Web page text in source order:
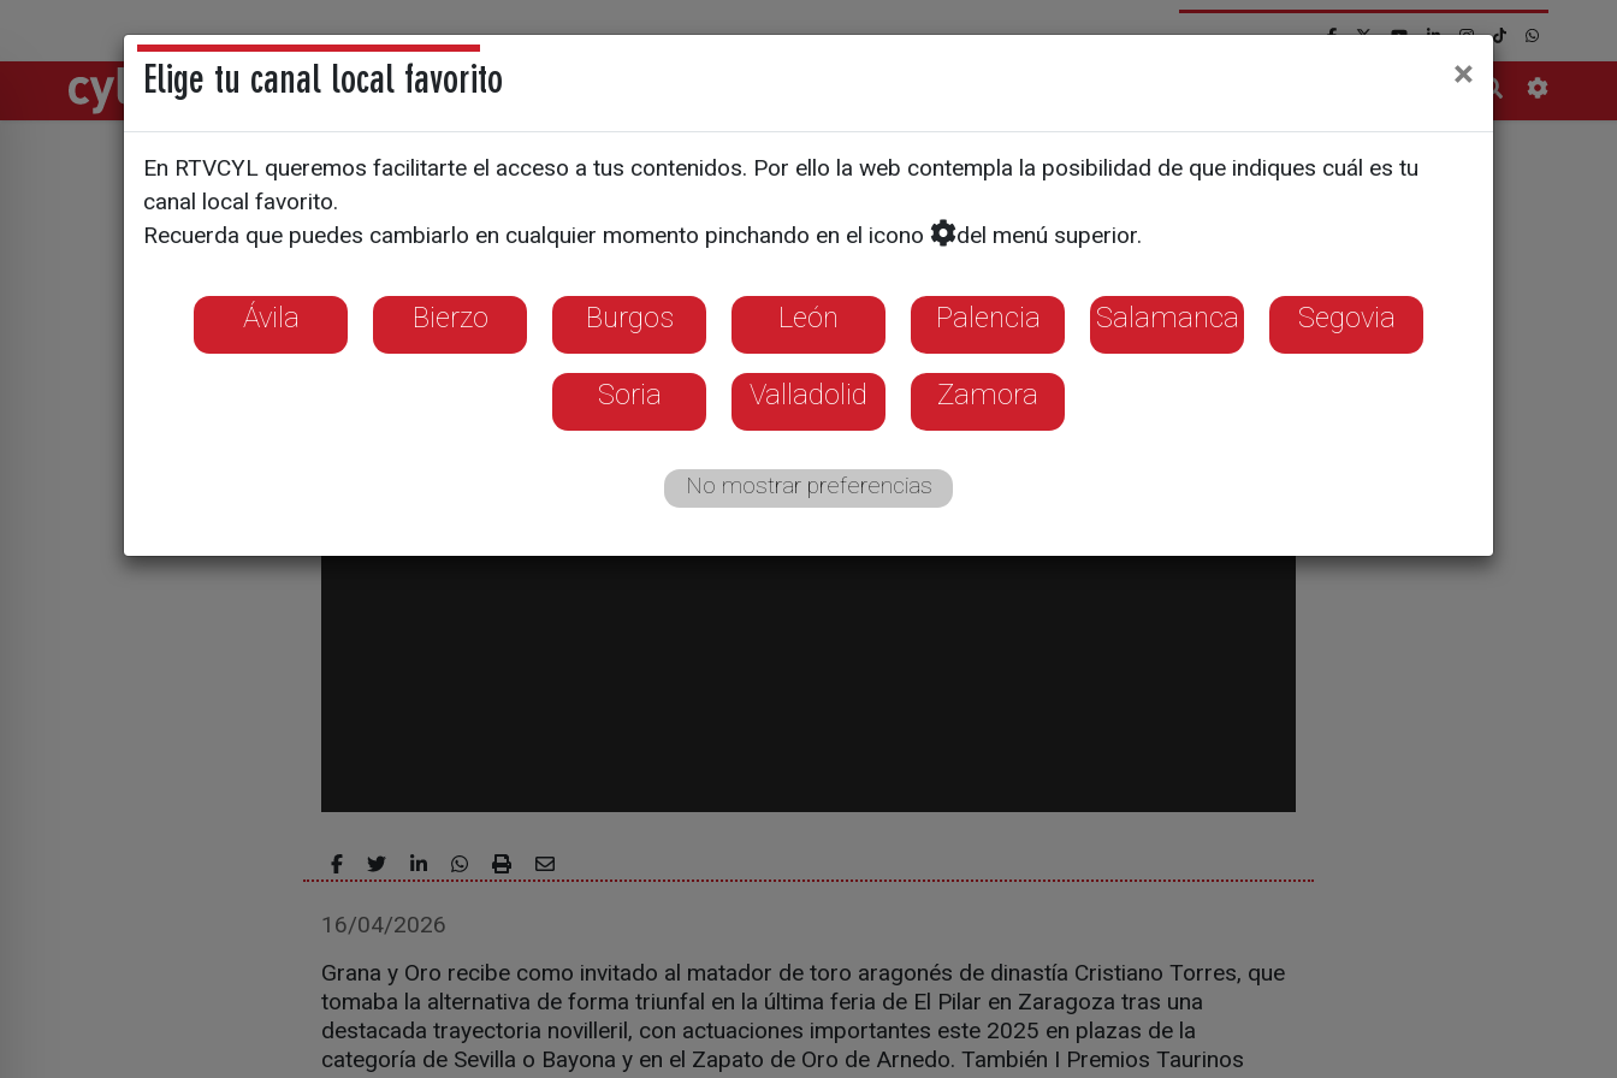
Directos Noticias
Grana y Oro - Cristiano Torres
16/04/2026
Grana y Oro recibe como invitado al matador de toro aragonés de dinastía Cristiano Torres, que
tomaba la alternativa de forma triunfal en la última feria de El Pilar en Zaragoza tras una
destacada trayectoria novilleril, con actuaciones importantes este 2025 en plazas de la
categoría de Sevilla o Bayona y en el Zapato de Oro de Arnedo. También I Premios Taurinos
Elige tu canal local favorito ×
En RTVCYL queremos facilitarte el acceso a tus contenidos. Por ello la web contempla la posibilidad de que indiques cuál es tu
canal local favorito.
Recuerda que puedes cambiarlo en cualquier momento pinchando en el icono
del menú superior.
Ávila Bierzo Burgos León Palencia Salamanca Segovia
Soria Valladolid Zamora
No mostrar preferencias